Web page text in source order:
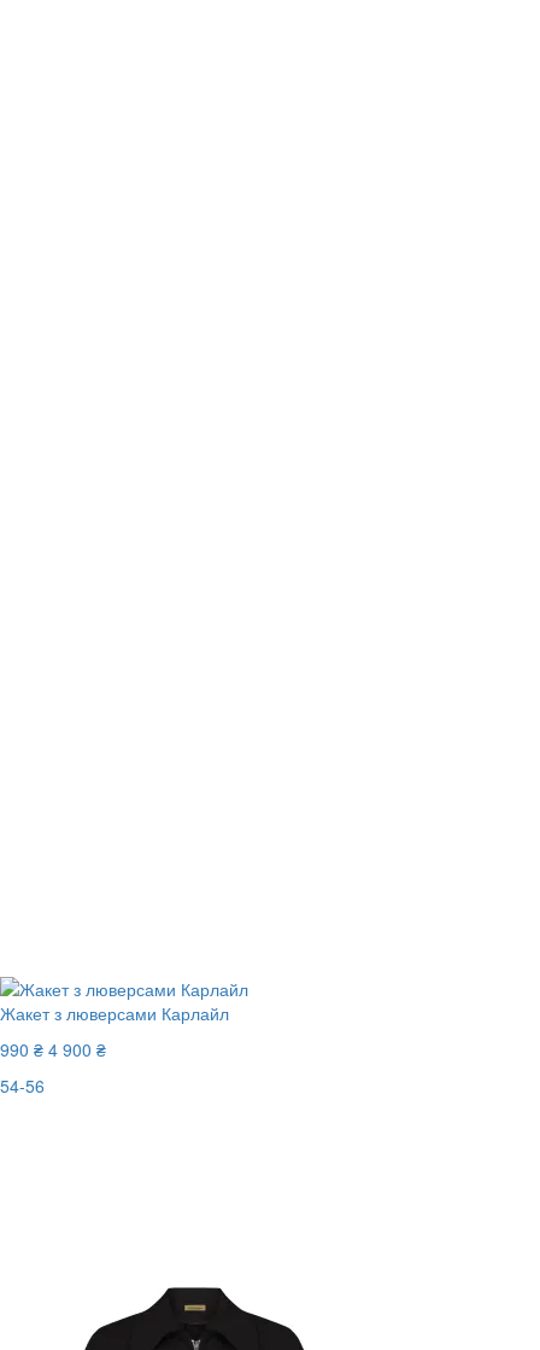
Жакет з люверсами Карлайл
990 ₴ 4 900 ₴
54-56